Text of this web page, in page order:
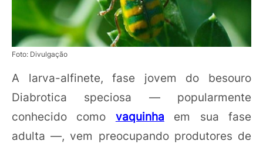
Foto: Divulgação
A larva-alfinete, fase jovem do besouro
Diabrotica speciosa — popularmente
conhecido como vaquinha em sua fase
adulta —, vem preocupando produtores de